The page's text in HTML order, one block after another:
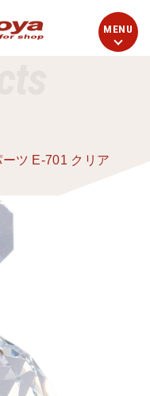
ツ E-701 クリア